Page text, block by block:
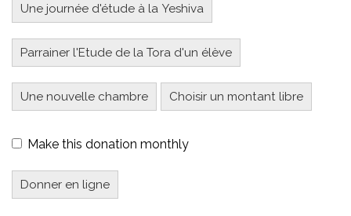
Une journée d'étude à la Yeshiva
Parrainer l'Etude de la Tora d'un élève
Une nouvelle chambre Choisir un montant libre
Make this donation monthly
Donner en ligne